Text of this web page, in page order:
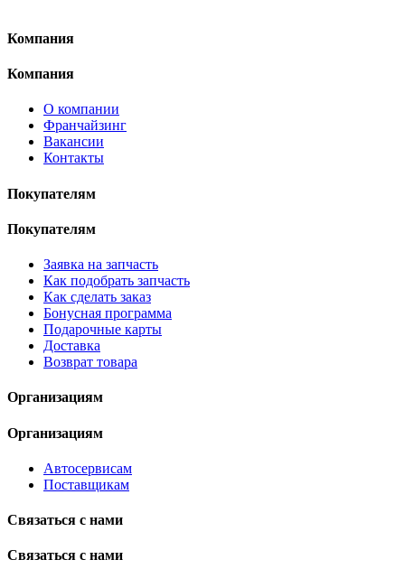
Компания
Компания
О компании
Франчайзинг
Вакансии
Контакты
Покупателям
Покупателям
Заявка на запчасть
Как подобрать запчасть
Как сделать заказ
Бонусная программа
Подарочные карты
Доставка
Возврат товара
Организациям
Организациям
Автосервисам
Поставщикам
Связаться с нами
Связаться с нами